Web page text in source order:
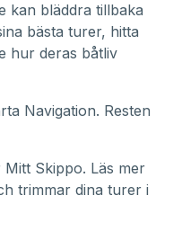
kan bläddra tillbaka
bästa turer, hitta
hur deras båtliv
Navigation. Resten
Mitt Skippo. Läs mer
trimmar dina turer i